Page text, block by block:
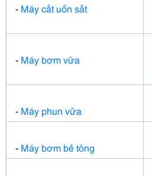
- Máy cắt uốn sắt
- Máy bơm vữa
- Máy phun vữa
- Máy bơm bê tông